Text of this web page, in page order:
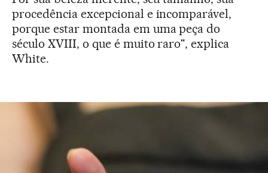
procedência excepcional e incomparável,
porque estar montada em uma peça do
século XVIII, o que é muito raro", explica
White.